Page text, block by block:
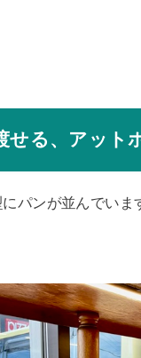
せる、アット
パンが並んでいま